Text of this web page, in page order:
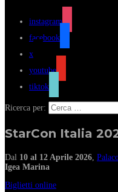
instagram
facebook
x
youtube
tiktok
Ricerca per:
StarCon Italia
Dal 10 al 12 Aprile 2026
Igea Marina
Biglietti online